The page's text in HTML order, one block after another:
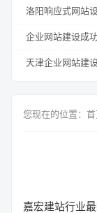
洛阳响应式网站
企业网站建设成
天津企业网站建
您现在的位置： 首
嘉宏建站行业